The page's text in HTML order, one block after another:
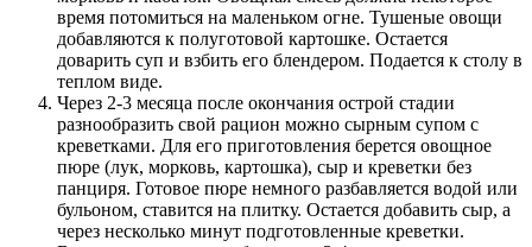
время потомиться на маленьком огне. Тушеные овощи
добавляются к полуготовой картошке. Остается
доварить суп и взбить его блендером. Подается к столу в
теплом виде.
Через 2-3 месяца после окончания острой стадии
разнообразить свой рацион можно сырным супом с
креветками. Для его приготовления берется овощное
пюре (лук, морковь, картошка), сыр и креветки без
панциря. Готовое пюре немного разбавляется водой или
бульоном, ставится на плитку. Остается добавить сыр, а
через несколько минут подготовленные креветки.